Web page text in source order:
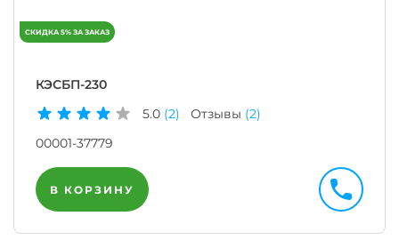
КЭСБП-230
5.0 (2) Отзывы (2)
00001-37779
В КОРЗИНУ